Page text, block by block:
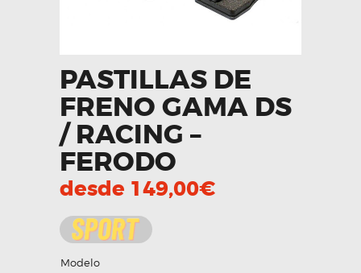
PASTILLAS DE
FRENO GAMA DS
/ RACING –
FERODO
desde 149,00€
Modelo